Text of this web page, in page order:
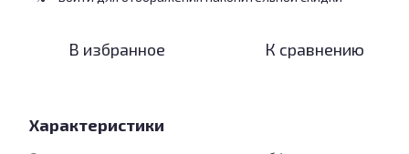
В избранное К сравнению
Характеристики